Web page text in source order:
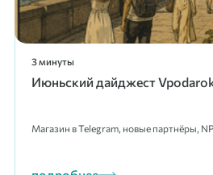
3 минуты
Июньский дайджест
Магазин в Telegram, новые партнёры,